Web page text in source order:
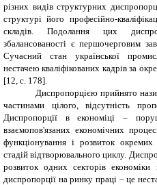
різних видів структурних
структурі його професійно-
складів. Подолання цих
збалансованості є першочерговим
Сучасний стан української
нестачею кваліфікованих кадрів за
[12, с. 178].
Диспропорцією прийнято
частинами цілого, відсутність
Диспропорції в економіці –
взаємопов'язаних економічних
функціонування і розвиток
стадій відтворювального циклу.
розвиток одних секторів
диспропорції на ринку праці – це